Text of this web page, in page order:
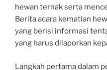
hewan ternak serta
Berita acara kematian
yang berisi informasi
yang harus dilaporkan
Langkah pertama dalam